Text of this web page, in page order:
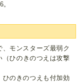
モンスターズ最弱ク
（ひのきのつえは攻撃
のきのつえも付加効